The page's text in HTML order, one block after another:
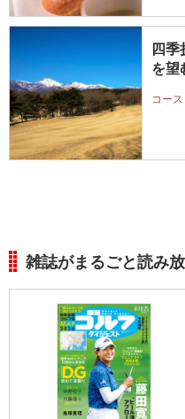
四季
を望
コー
雑誌がまるごと読み放